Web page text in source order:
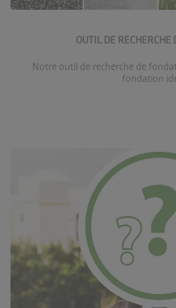
OUTIL DE RECHERCHE
Notre outil de recherche de
fondation
Accéder à l’outil de